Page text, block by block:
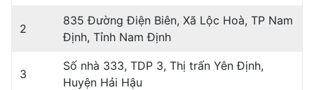
2
835 Đường Điện Biên, Xã Lộc Hoà, TP Nam
Định, Tỉnh Nam Định
3
Số nhà 333, TDP 3, Thị trấn Yên Định,
Huyện Hải Hậu